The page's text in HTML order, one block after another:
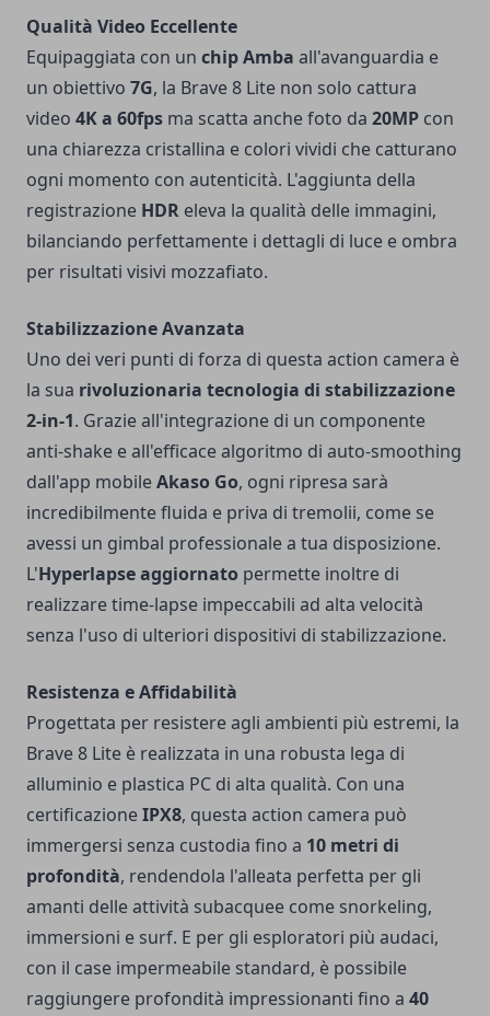
Qualità Video Eccellente
Equipaggiata con un chip Amba all'avanguardia e
un obiettivo 7G, la Brave 8 Lite non solo cattura
video 4K a 60fps ma scatta anche foto da 20MP con
una chiarezza cristallina e colori vividi che catturano
ogni momento con autenticità. L'aggiunta della
registrazione HDR eleva la qualità delle immagini,
bilanciando perfettamente i dettagli di luce e ombra
per risultati visivi mozzafiato.
Stabilizzazione Avanzata
Uno dei veri punti di forza di questa action camera è
la sua rivoluzionaria tecnologia di stabilizzazione
2-in-1. Grazie all'integrazione di un componente
anti-shake e all'efficace algoritmo di auto-smoothing
dall'app mobileAkaso Go, ogni ripresa sarà
incredibilmente fluida e priva di tremolii, come se
avessi un gimbal professionale a tua disposizione.
L'Hyperlapse aggiornato permette inoltre di
realizzare time-lapse impeccabili ad alta velocità
senza l'uso di ulteriori dispositivi di stabilizzazione.
Resistenza e Affidabilità
Progettata per resistere agli ambienti più estremi, la
Brave 8 Lite è realizzata in una robusta lega di
alluminio e plastica PC di alta qualità. Con una
certificazioneIPX8, questa action camera può
immergersi senza custodia fino a 10 metri di
profondità, rendendola l'alleata perfetta per gli
amanti delle attività subacquee come snorkeling,
immersioni e surf. E per gli esploratori più audaci,
con il case impermeabile standard, è possibile
raggiungere profondità impressionanti fino a 40